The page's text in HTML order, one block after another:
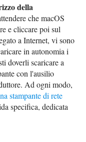
della
che macOS
e cliccare poi sul
a Internet, vi sono
in autonomia i
doverli scaricare a
con l'ausilio
Ad ogni modo,
stampante di rete
specifica, dedicata